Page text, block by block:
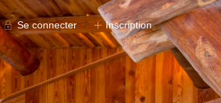
Se connecter Inscription